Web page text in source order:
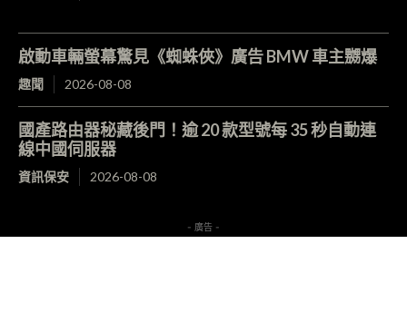
啟動車輛螢幕驚見《蜘蛛俠》廣告 BMW 車主嬲爆
趣聞 2026-08-08
國產路由器秘藏後門！逾 20 款型號每 35 秒自動連
線中國伺服器
資訊保安 2026-08-08
- 廣告 -